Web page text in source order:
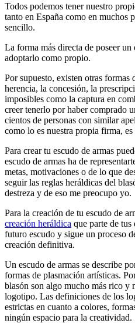
Todos podemos tener nuestro
tanto en España como en muchos
sencillo.
La forma más directa de poseer un
adoptarlo como propio.
Por supuesto, existen otras
herencia, la concesión, la
imposibles como la captura en
creer tenerlo por haber comprado
cientos de personas con similar
como lo es nuestra propia firma,
Para crear tu escudo de armas
escudo de armas ha de
metas, motivaciones o de lo que
seguir las reglas heráldicas del
destreza y de eso me preocupo yo.
Para la creación de tu escudo de
creación heráldica que parte de tus
futuro escudo y sigue un proceso
creación definitiva.
Un escudo de armas se describe
formas de plasmación artísticas.
blasón son algo mucho más rico y
logotipo. Las definiciones de los
estrictas en cuanto a colores,
ningún espacio para la creatividad.